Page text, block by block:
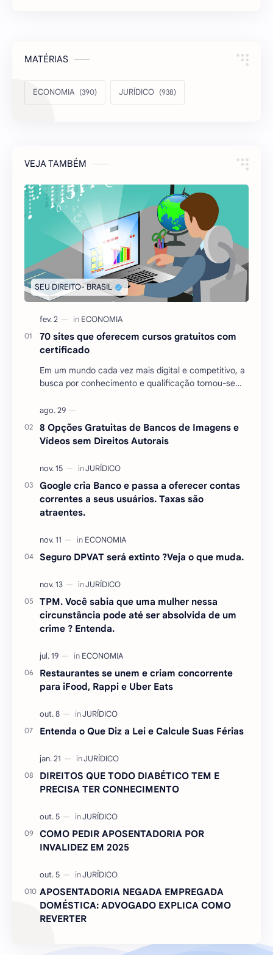
MATÉRIAS
ECONOMIA JURÍDICO
VEJA TAMBÉM
70 sites que oferecem cursos gratuitos com
certificado
Em um mundo cada vez mais digital e competitivo, a
busca por conhecimento e qualificação tornou-se
…
8 Opções Gratuitas de Bancos de Imagens e
Vídeos sem Direitos Autorais
Google cria Banco e passa a oferecer contas
correntes a seus usuários. Taxas são
atraentes.
Seguro DPVAT será extinto ?Veja o que muda.
TPM. Você sabia que uma mulher nessa
circunstância pode até ser absolvida de um
crime ? Entenda.
Restaurantes se unem e criam concorrente
para iFood, Rappi e Uber Eats
Entenda o Que Diz a Lei e Calcule Suas Férias
DIREITOS QUE TODO DIABÉTICO TEM E
PRECISA TER CONHECIMENTO
COMO PEDIR APOSENTADORIA POR
INVALIDEZ EM 2025
APOSENTADORIA NEGADA EMPREGADA
DOMÉSTICA: ADVOGADO EXPLICA COMO
REVERTER